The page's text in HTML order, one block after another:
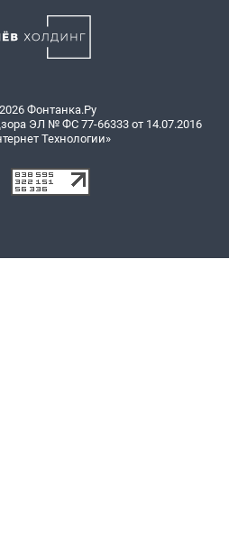
Фонтанка.Ру
ЭЛ № ФС 77-66333 от 14.07.2016
Технологии»